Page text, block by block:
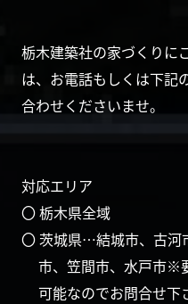
栃木建築社の家づくりに
は、お電話もしくは下記
合わせくださいませ。
対応エリア
〇 栃木県全域
〇 茨城県…結城市、古河
市、笠間市、水戸市※
可能なのでお問合せ下